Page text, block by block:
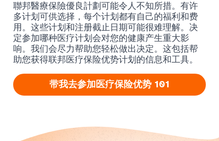
聯邦醫療保險優良計劃可能令人不知所措。有许
多计划可供选择，每个计划都有自己的福利和费
用。这些计划和注册截止日期可能很难理解。决
定参加哪种医疗计划会对您的健康产生重大影
响。我们会尽力帮助您轻松做出决定。这包括帮
助您获得联邦医疗保险优势计划的信息和工具。
带我去参加医疗保险优势 101